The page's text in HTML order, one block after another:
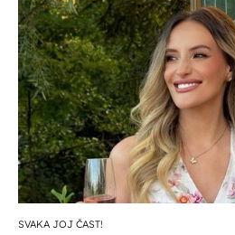
SVAKA JOJ ČAST!